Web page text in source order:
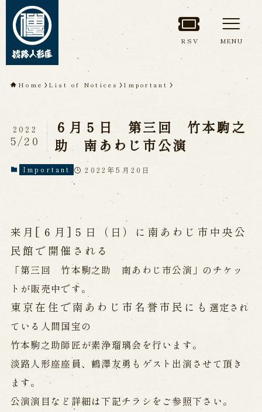
TOP
About Awaji
Ningyoza(Awaji Puppet
Theater)
About ’Awaji Ningyoza'
Living National Treasure, the late
Master Tsuruzawa Tomoji
Origin of the Awaji Ningyoza
People trained at the Awaji
Ningyoza
Performances info
Performance Calendar
Current Performances
Upcoming Performances
Touring show
RSV MENU
Home List of Notices Important
６月５日 第三回 竹本駒之
助 南あわじ市公演
2022
5/20
Important 2022年5月20日
来月[６月]５日（日）に南あわじ市中央公
民館で開催される
「第三回 竹本駒之助 南あわじ市公演」のチケッ
トが販売中です。
東京在住で南あわじ市名誉市民にも 選定され
ている人間国宝の
竹本駒之助師匠が素浄瑠璃会を行います。
淡路人形座座員、鶴澤友勇もゲスト出演させて頂き
ます。
公演演目など詳細は下記チラシをご参照下さい。